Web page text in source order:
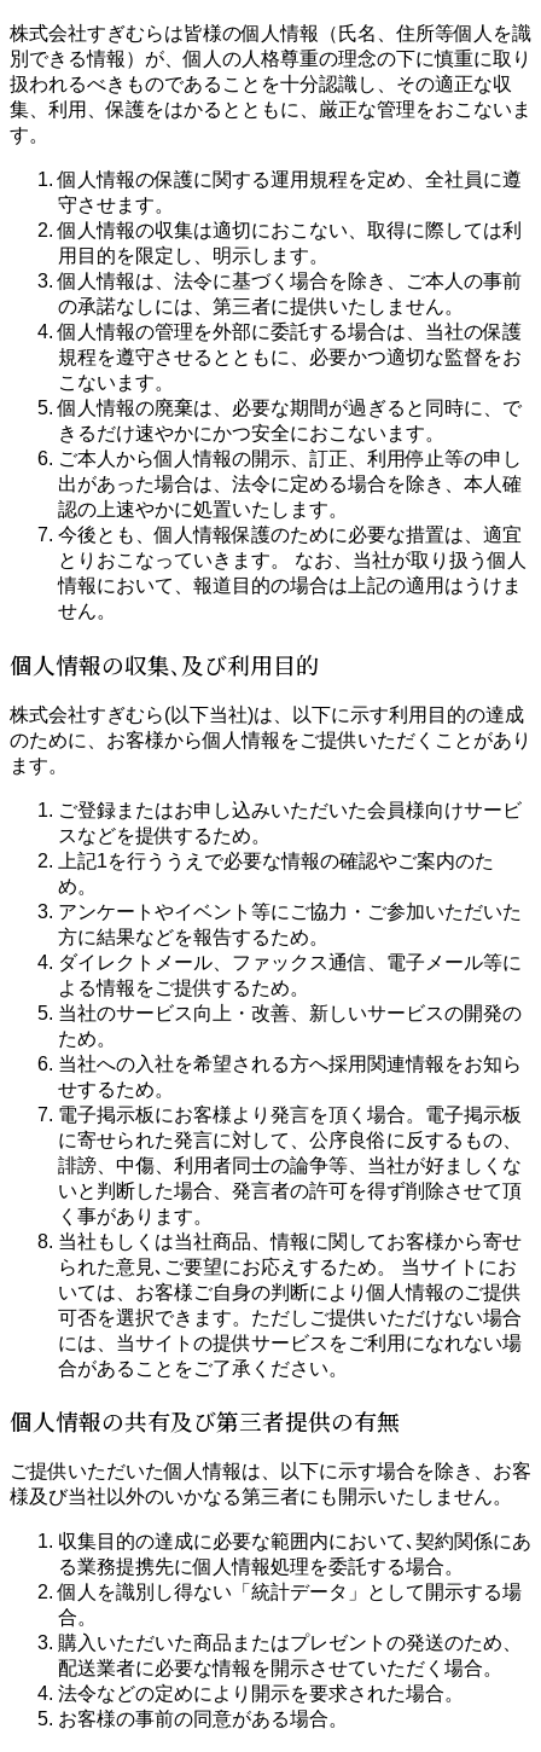
株式会社すぎむらは皆様の個人情報（氏名、住所等個人を識
別できる情報）が、個人の人格尊重の理念の下に慎重に取り
扱われるべきものであることを十分認識し、その適正な収
集、利用、保護をはかるとともに、厳正な管理をおこないま
す。
個人情報の保護に関する運用規程を定め、全社員に遵
守させます。
個人情報の収集は適切におこない、取得に際しては利
用目的を限定し、明示します。
個人情報は、法令に基づく場合を除き、ご本人の事前
の承諾なしには、第三者に提供いたしません。
個人情報の管理を外部に委託する場合は、当社の保護
規程を遵守させるとともに、必要かつ適切な監督をお
こないます。
個人情報の廃棄は、必要な期間が過ぎると同時に、で
きるだけ速やかにかつ安全におこないます。
ご本人から個人情報の開示、訂正、利用停止等の申し
出があった場合は、法令に定める場合を除き、本人確
認の上速やかに処置いたします。
今後とも、個人情報保護のために必要な措置は、適宜
とりおこなっていきます。 なお、当社が取り扱う個人
情報において、報道目的の場合は上記の適用はうけま
せん。
個人情報の収集､及び利用目的
株式会社すぎむら(以下当社)は、以下に示す利用目的の達成
のために、お客様から個人情報をご提供いただくことがあり
ます。
ご登録またはお申し込みいただいた会員様向けサービ
スなどを提供するため。
上記1を行ううえで必要な情報の確認やご案内のた
め。
アンケートやイベント等にご協力・ご参加いただいた
方に結果などを報告するため。
ダイレクトメール、ファックス通信、電子メール等に
よる情報をご提供するため。
当社のサービス向上・改善、新しいサービスの開発の
ため。
当社への入社を希望される方へ採用関連情報をお知ら
せするため。
電子掲示板にお客様より発言を頂く場合。電子掲示板
に寄せられた発言に対して、公序良俗に反するもの、
誹謗、中傷、利用者同士の論争等、当社が好ましくな
いと判断した場合、発言者の許可を得ず削除させて頂
く事があります。
当社もしくは当社商品、情報に関してお客様から寄せ
られた意見､ご要望にお応えするため。 当サイトにお
いては、お客様ご自身の判断により個人情報のご提供
可否を選択できます。ただしご提供いただけない場合
には、当サイトの提供サービスをご利用になれない場
合があることをご了承ください。
個人情報の共有及び第三者提供の有無
ご提供いただいた個人情報は、以下に示す場合を除き、お客
様及び当社以外のいかなる第三者にも開示いたしません。
収集目的の達成に必要な範囲内において､契約関係にあ
る業務提携先に個人情報処理を委託する場合。
個人を識別し得ない「統計データ」として開示する場
合。
購入いただいた商品またはプレゼントの発送のため、
配送業者に必要な情報を開示させていただく場合。
法令などの定めにより開示を要求された場合。
お客様の事前の同意がある場合。